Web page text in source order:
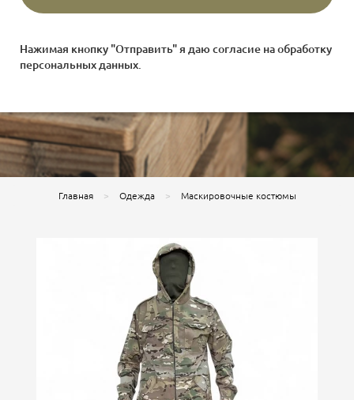
Нажимая кнопку "Отправить" я даю согласие наобработку
персональных данных
Главная Одежда Маскировочные костюмы